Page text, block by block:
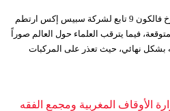
يُعتقد أن جزءاً ضخماً تائهاً من صاروخ فالكون 9 تابع لشركة سبيس إكس ارتطم
فيما يترقب العلماء حول العالم صوراً
نهائي، حيث تعذر على المركبات
الأوقاف المغربية ومجمع الفقه